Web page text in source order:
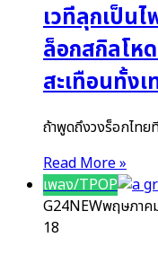
เวทีลุกเป็น
ล็อกสกิลโห
สะเทือนทั้ง
ถ้าพูดถึงวงร็อกไทย
Read More »
เพลง/TPOP
G24NEWพฤษภาค
18